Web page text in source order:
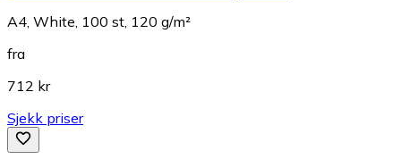
A4, White, 100 st, 120 g/m²
fra
712 kr
Sjekk priser